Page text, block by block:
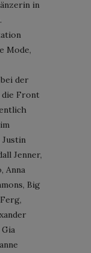
in
Mode,
der
die Front
Justin
Jenner,
Anna
Big